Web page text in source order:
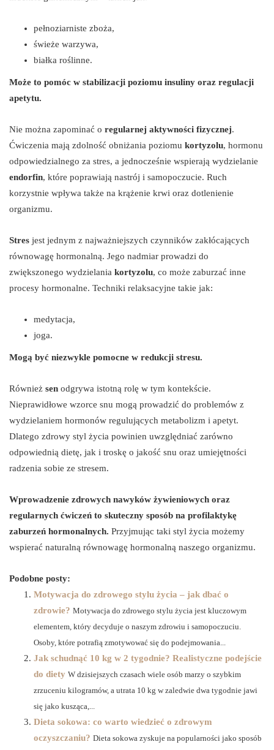
pełnoziarniste zboża,
świeże warzywa,
białka roślinne.
Może to pomóc w stabilizacji poziomu insuliny oraz regulacji
apetytu.
Nie można zapominać o regularnej aktywności fizycznej.
Ćwiczenia mają zdolność obniżania poziomu kortyzolu, hormonu
odpowiedzialnego za stres, a jednocześnie wspierają wydzielanie
endorfin, które poprawiają nastrój i samopoczucie. Ruch
korzystnie wpływa także na krążenie krwi oraz dotlenienie
organizmu.
Stres jest jednym z najważniejszych czynników zakłócających
równowagę hormonalną. Jego nadmiar prowadzi do
zwiększonego wydzielania kortyzolu, co może zaburzać inne
procesy hormonalne. Techniki relaksacyjne takie jak:
medytacja,
joga.
Mogą być niezwykle pomocne w redukcji stresu.
Również sen odgrywa istotną rolę w tym kontekście.
Nieprawidłowe wzorce snu mogą prowadzić do problemów z
wydzielaniem hormonów regulujących metabolizm i apetyt.
Dlatego zdrowy styl życia powinien uwzględniać zarówno
odpowiednią dietę, jak i troskę o jakość snu oraz umiejętności
radzenia sobie ze stresem.
Wprowadzenie zdrowych nawyków żywieniowych oraz
regularnych ćwiczeń to skuteczny sposób na profilaktykę
zaburzeń hormonalnych. Przyjmując taki styl życia możemy
wspierać naturalną równowagę hormonalną naszego organizmu.
Podobne posty:
Motywacja do zdrowego stylu życia – jak dbać o
zdrowie? Motywacja do zdrowego stylu życia jest kluczowym
elementem, który decyduje o naszym zdrowiu i samopoczuciu.
Osoby, które potrafią zmotywować się do podejmowania...
Jak schudnąć 10 kg w 2 tygodnie? Realistyczne podejście
do diety W dzisiejszych czasach wiele osób marzy o szybkim
zrzuceniu kilogramów, a utrata 10 kg w zaledwie dwa tygodnie jawi
się jako kusząca,...
Dieta sokowa: co warto wiedzieć o zdrowym
oczyszczaniu? Dieta sokowa zyskuje na popularności jako sposób